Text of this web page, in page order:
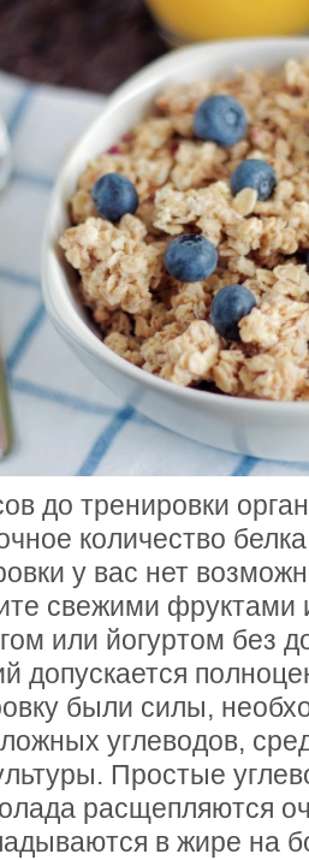
до тренировки
количество
у вас нет
свежими
или йогуртом без
допускается
были силы,
углеводов,
Простые
расщепляются
в жире на